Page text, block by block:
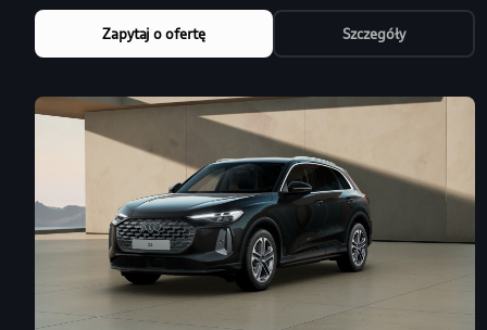
Zapytaj o ofertę Szczegóły